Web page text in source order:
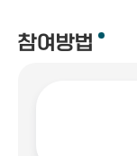
참여방법